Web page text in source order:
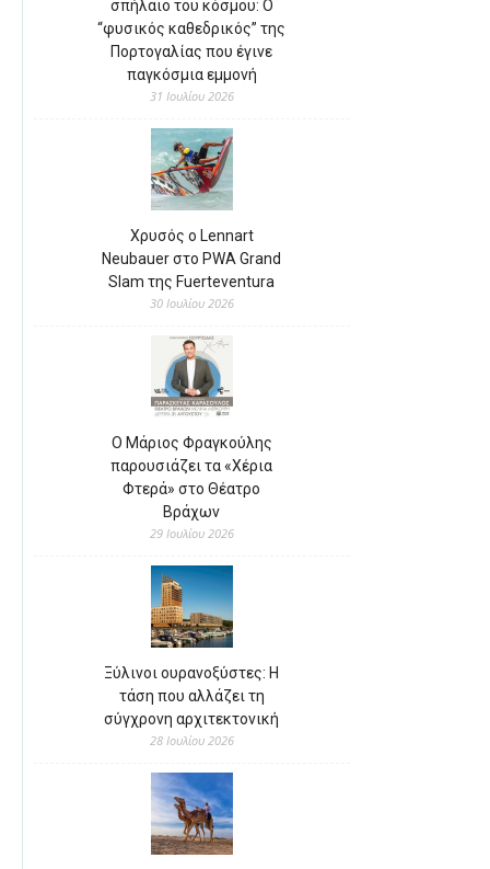
σπήλαιο του κόσμου: Ο
“φυσικός καθεδρικός” της
Πορτογαλίας που έγινε
παγκόσμια εμμονή
31 Ιουλίου 2026
Χρυσός ο Lennart
Neubauer στο PWA Grand
Slam της Fuerteventura
30 Ιουλίου 2026
Ο Μάριος Φραγκούλης
παρουσιάζει τα «Χέρια
Φτερά» στο Θέατρο
Βράχων
29 Ιουλίου 2026
Ξύλινοι ουρανοξύστες: Η
τάση που αλλάζει τη
σύγχρονη αρχιτεκτονική
28 Ιουλίου 2026